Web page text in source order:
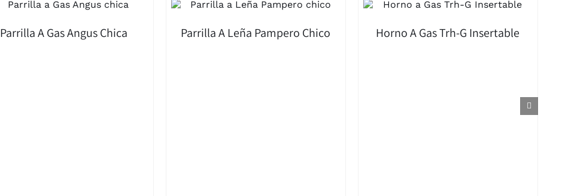
Parrilla A Gas Angus Chica Parrilla A Leña Pampero Chico Horno A Gas Trh-G Insertable